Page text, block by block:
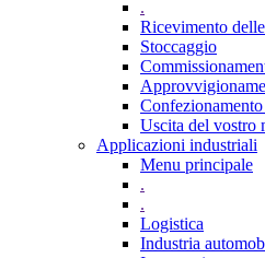
.
Ricevimento
Stoccaggio
Uscita del vostro
Applicazioni industriali
Menu principale
.
.
Logistica
Industria